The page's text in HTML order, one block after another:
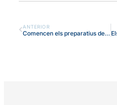
ANTERIOR
Comencen els preparatius del nou curs escolar 2020-21